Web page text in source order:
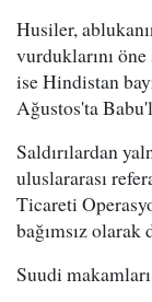
Husiler,
vurduklarını
ise Hindistan
Ağustos'ta
Saldırılardan
uluslararası
Ticareti
bağımsız olarak
Suudi